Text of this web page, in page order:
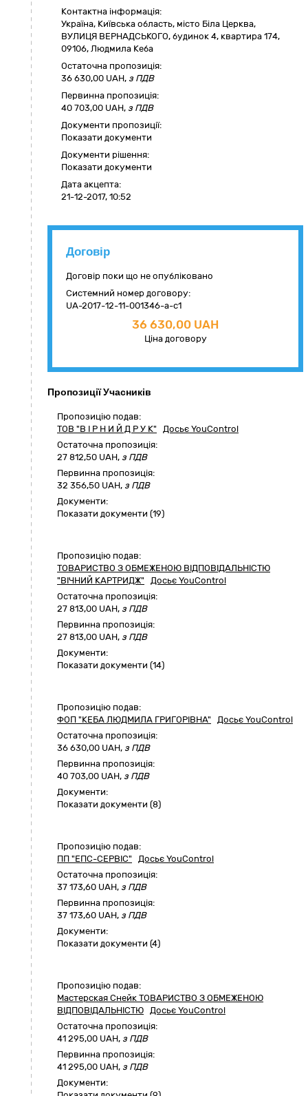
Контактна інформація:
Україна, Київська область, місто Біла Церква,
ВУЛИЦЯ ВЕРНАДСЬКОГО, будинок 4, квартира 174,
09106, Людмила Кеба
Остаточна пропозиція:
36 630,00 UAH, з ПДВ
Первинна пропозиція:
40 703,00 UAH, з ПДВ
Документи пропозиції:
Показати документи
Документи рішення:
Показати документи
Дата акцепта:
21-12-2017, 10:52
Договір
Договір поки що не опубліковано
Системний номер договору:
UA-2017-12-11-001346-a-c1
36 630,00 UAH
Ціна договору
Пропозиції Учасників
Пропозицію подав:
ТОВ "В І Р Н И Й Д Р У К" Досьє YouControl
Остаточна пропозиція:
27 812,50 UAH, з ПДВ
Первинна пропозиція:
32 356,50 UAH, з ПДВ
Документи:
Показати документи (19)
Пропозицію подав:
ТОВАРИСТВО З ОБМЕЖЕНОЮ ВІДПОВІДАЛЬНІСТЮ
"ВІЧНИЙ КАРТРИДЖ" Досьє YouControl
Остаточна пропозиція:
27 813,00 UAH, з ПДВ
Первинна пропозиція:
27 813,00 UAH, з ПДВ
Документи:
Показати документи (14)
Пропозицію подав:
ФОП "КЕБА ЛЮДМИЛА ГРИГОРІВНА" Досьє YouControl
Остаточна пропозиція:
36 630,00 UAH, з ПДВ
Первинна пропозиція:
40 703,00 UAH, з ПДВ
Документи:
Показати документи (8)
Пропозицію подав:
ПП "ЕПС-СЕРВІС" Досьє YouControl
Остаточна пропозиція:
37 173,60 UAH, з ПДВ
Первинна пропозиція:
37 173,60 UAH, з ПДВ
Документи:
Показати документи (4)
Пропозицію подав:
Мастерская Снейк ТОВАРИСТВО З ОБМЕЖЕНОЮ
ВІДПОВІДАЛЬНІСТЮ Досьє YouControl
Остаточна пропозиція:
41 295,00 UAH, з ПДВ
Первинна пропозиція:
41 295,00 UAH, з ПДВ
Документи: